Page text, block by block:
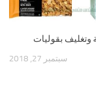
وتغليف بقوليات
سبتمبر 27, 2018